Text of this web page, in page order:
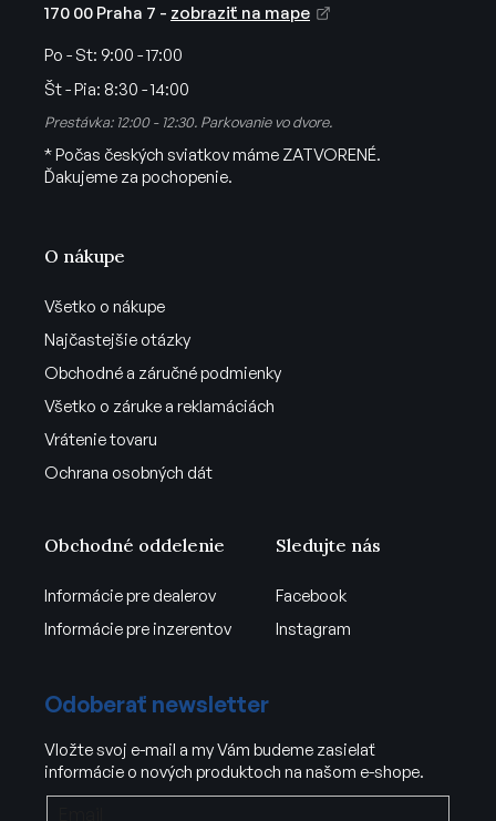
O nákupe
Všetko o nákupe
Najčastejšie otázky
Obchodné a záručné podmienky
Všetko o záruke a reklamáciách
Vrátenie tovaru
Ochrana osobných dát
170 00 Praha 7 - zobraziť na mape
Po - St: 9:00 - 17:00
Št - Pia: 8:30 - 14:00
Prestávka: 12:00 - 12:30. Parkovanie vo dvore.
* Počas českých sviatkov máme ZATVORENÉ.
Ďakujeme za pochopenie.
Obchodné oddelenie
Informácie pre dealerov
Informácie pre inzerentov
Sledujte nás
Facebook
Instagram
Odoberať newsletter
Vložte svoj e-mail a my Vám budeme zasielať
informácie o nových produktoch na našom e-shope.